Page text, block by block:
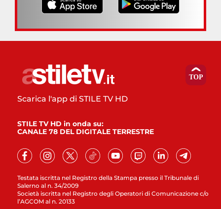
Testata iscritta nel Registro della Stampa presso il Tribunale di
Salerno al n. 34/2009
Società iscritta nel Registro degli Operatori di Comunicazione c/o
l’AGCOM al n. 20133
Scarica l'app di STILE TV HD
STILE TV HD in onda su:
CANALE 78 DEL DIGITALE TERRESTRE